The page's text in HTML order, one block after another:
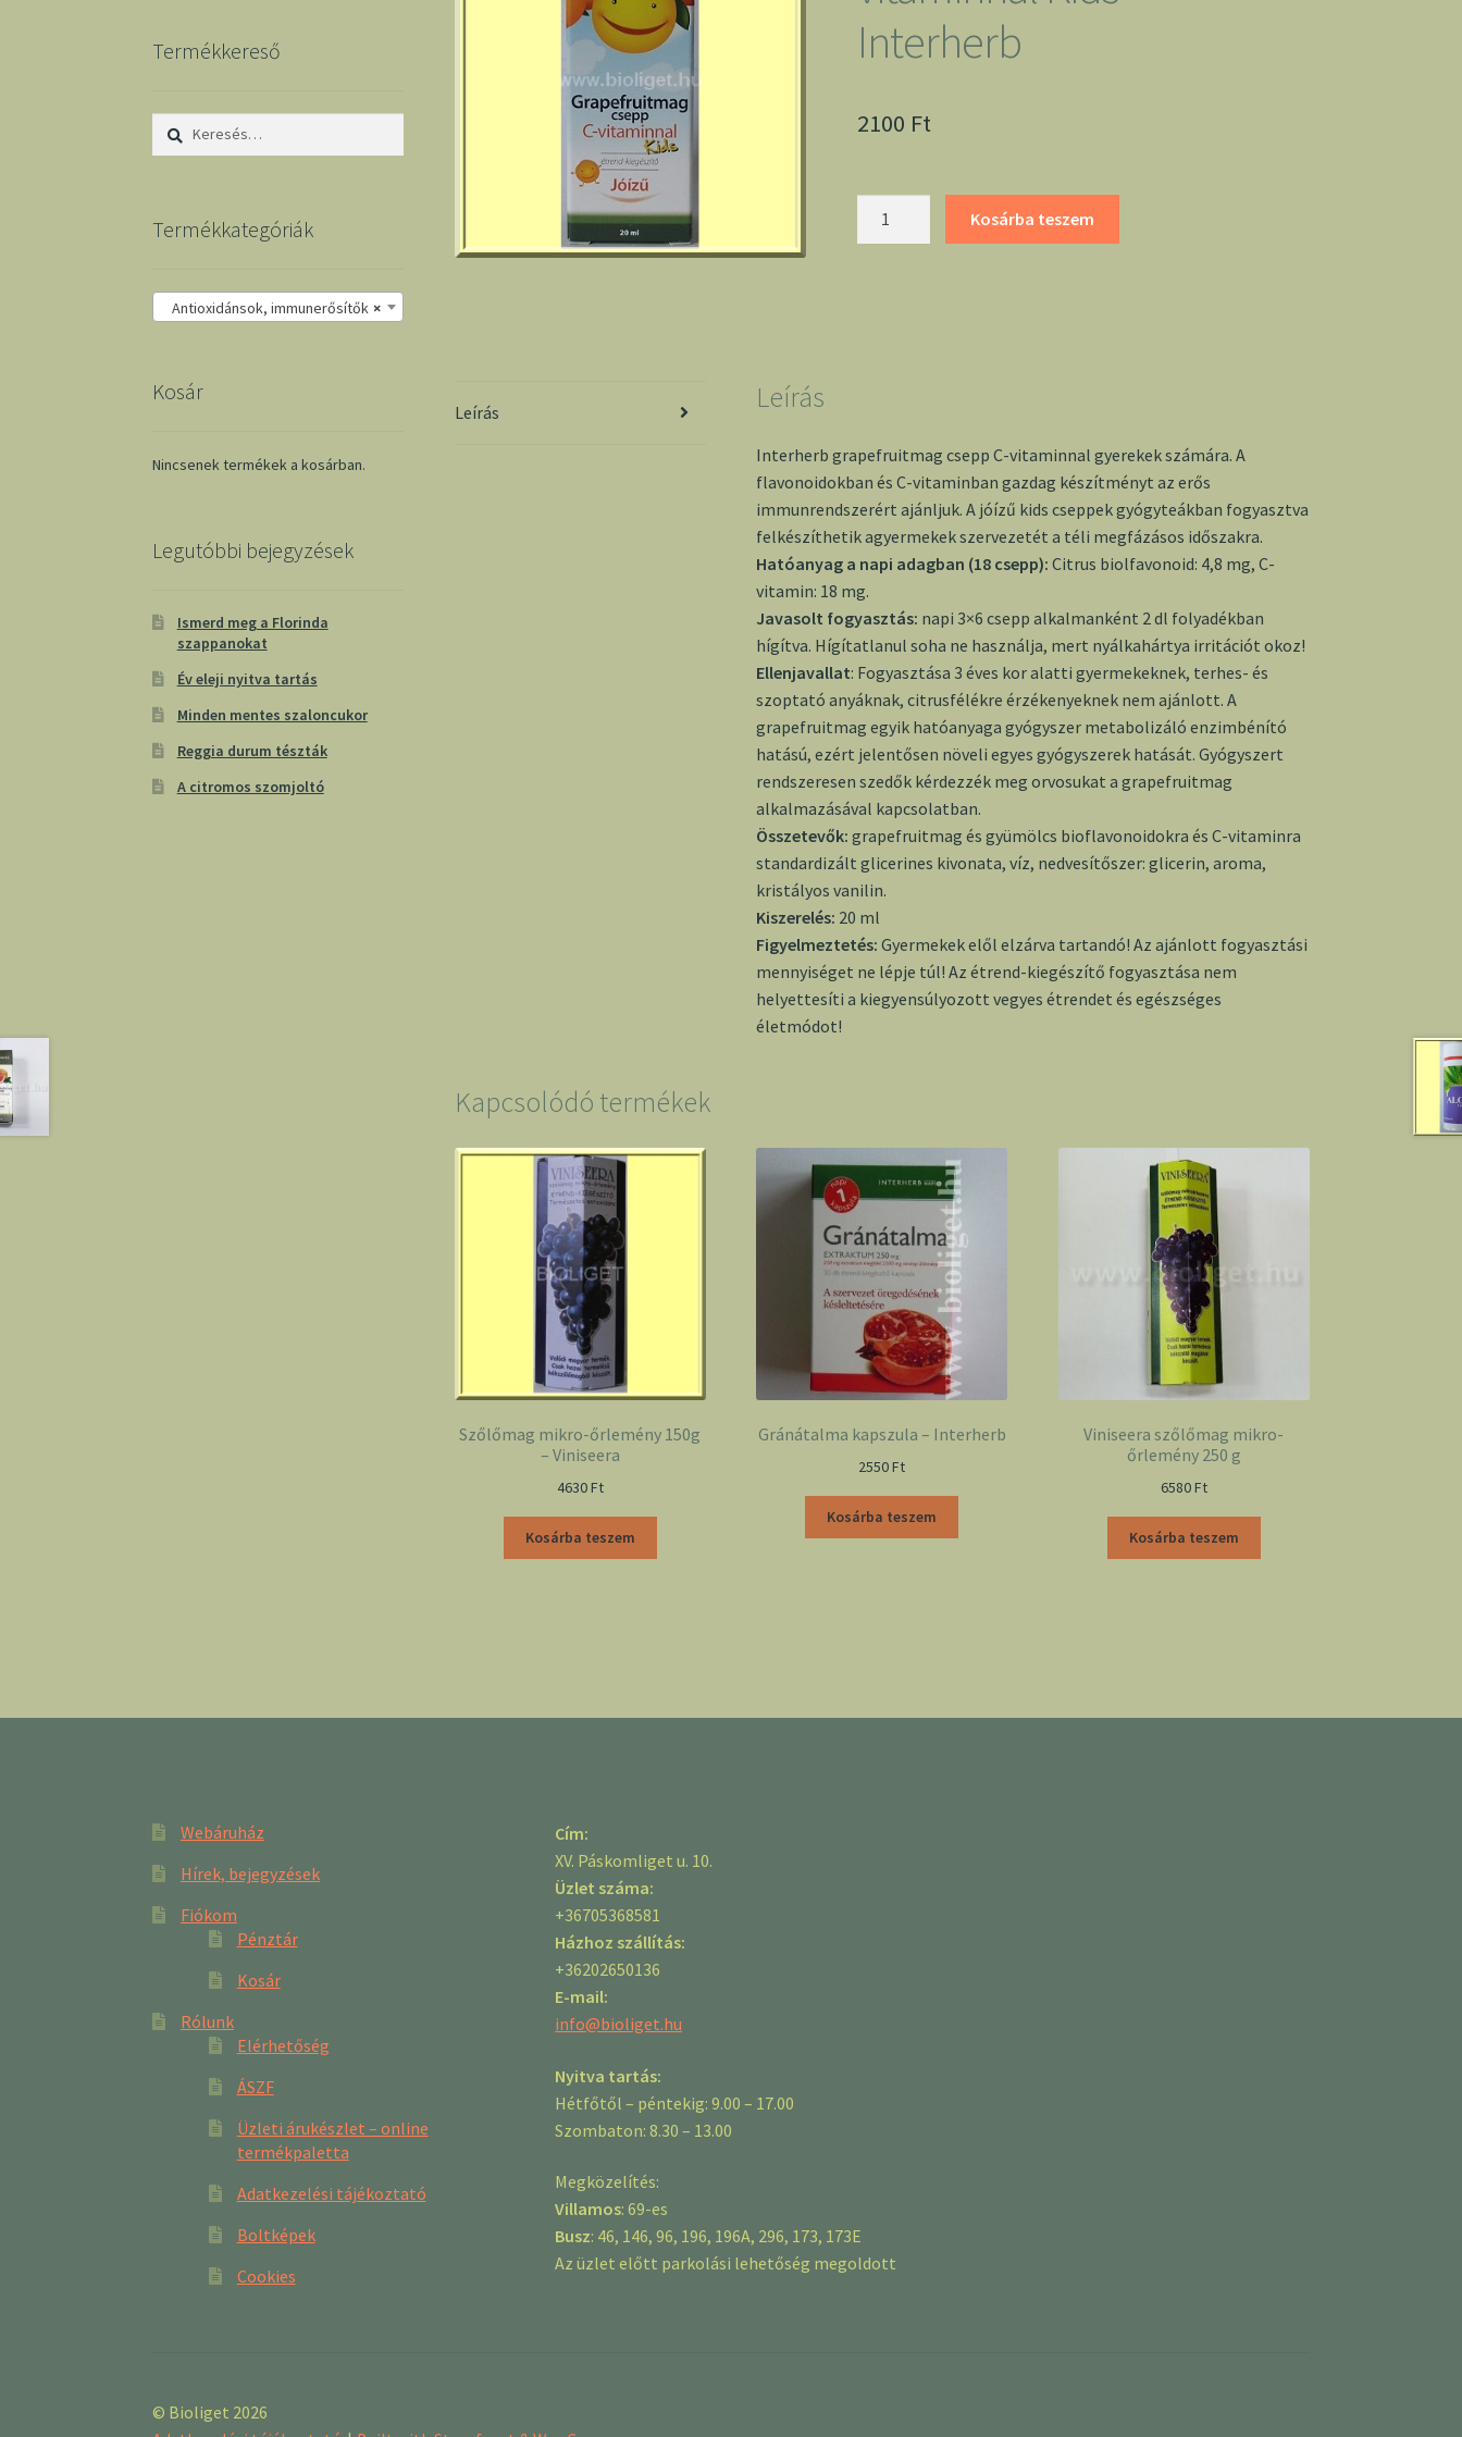
Interherb
2100 Ft
Kosárba teszem
Leírás Leírás
Interherb grapefruitmag csepp C-vitaminnal gyerekek számára. A
flavonoidokban és C-vitaminban gazdag készítményt az erős
immunrendszerért ajánljuk. A jóízű kids cseppek gyógyteákban fogyasztva
felkészíthetik agyermekek szervezetét a téli megfázásos időszakra.
Hatóanyag a napi adagban (18 csepp): Citrus biolfavonoid: 4,8 mg, C-
vitamin: 18 mg.
Javasolt fogyasztás: napi 3×6 csepp alkalmanként 2 dl folyadékban
hígítva. Hígítatlanul soha ne használja, mert nyálkahártya irritációt okoz!
Ellenjavallat: Fogyasztása 3 éves kor alatti gyermekeknek, terhes- és
szoptató anyáknak, citrusfélékre érzékenyeknek nem ajánlott. A
grapefruitmag egyik hatóanyaga gyógyszer metabolizáló enzimbénító
hatású, ezért jelentősen növeli egyes gyógyszerek hatását. Gyógyszert
rendszeresen szedők kérdezzék meg orvosukat a grapefruitmag
alkalmazásával kapcsolatban.
Összetevők: grapefruitmag és gyümölcs bioflavonoidokra és C-vitaminra
standardizált glicerines kivonata, víz, nedvesítőszer: glicerin, aroma,
kristályos vanilin.
Kiszerelés: 20 ml
Figyelmeztetés: Gyermekek elől elzárva tartandó! Az ajánlott fogyasztási
mennyiséget ne lépje túl! Az étrend-kiegészítő fogyasztása nem
helyettesíti a kiegyensúlyozott vegyes étrendet és egészséges
életmódot!
Kapcsolódó termékek
Szőlőmag mikro-őrlemény 150g
– Viniseera
4630Ft
Kosárba teszem
Gránátalma kapszula – Interherb
2550Ft
Kosárba teszem
Viniseera szőlőmag mikro-
őrlemény 250 g
6580Ft
Kosárba teszem
Termékkereső
Keresés:
Termékkategóriák
×
Antioxidánsok, immunerősítők
Kosár
Nincsenek termékek a kosárban.
Legutóbbi bejegyzések
Ismerd meg a Florinda
szappanokat
Év eleji nyitva tartás
Minden mentes szaloncukor
Reggia durum tészták
A citromos szomjoltó
Webáruház
Hírek, bejegyzések
Fiókom
Pénztár
Kosár
Rólunk
Elérhetőség
ÁSZF
Üzleti árukészlet – online
termékpaletta
Adatkezelési tájékoztató
Boltképek
Cookies
Cím:
XV. Páskomliget u. 10.
Üzlet száma:
+36705368581
Házhoz szállítás:
+36202650136
E-mail:
info@bioliget.hu
Nyitva tartás:
Hétfőtől – péntekig: 9.00 – 17.00
Szombaton: 8.30 – 13.00
Megközelítés:
Villamos: 69-es
Busz: 46, 146, 96, 196, 196A, 296, 173, 173E
Az üzlet előtt parkolási lehetőség megoldott
© Bioliget 2026